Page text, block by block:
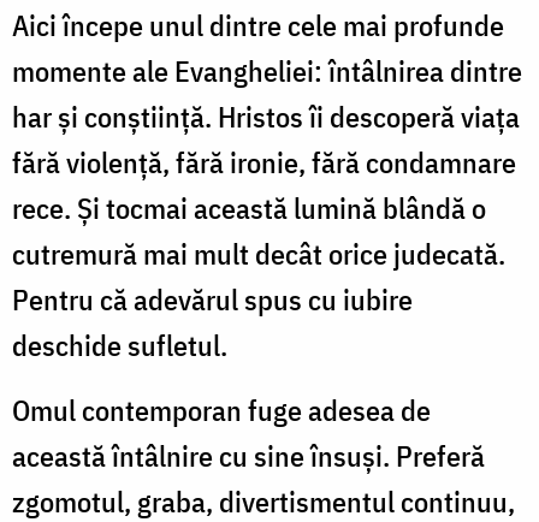
Aici începe unul dintre cele mai profunde
momente ale Evangheliei: întâlnirea dintre
har și conștiință. Hristos îi descoperă viața
fără violență, fără ironie, fără condamnare
rece. Și tocmai această lumină blândă o
cutremură mai mult decât orice judecată.
Pentru că adevărul spus cu iubire
deschide sufletul.
Omul contemporan fuge adesea de
această întâlnire cu sine însuși. Preferă
zgomotul, graba, divertismentul continuu,